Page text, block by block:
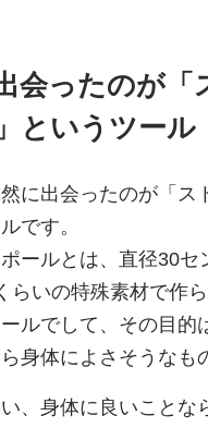
会ったのが「
というツール
に出会ったのが「ス
です。
ールとは、直径30セ
らいの特殊素材で作
ルでして、その目的
身体によさそうなも
、身体に良いことな